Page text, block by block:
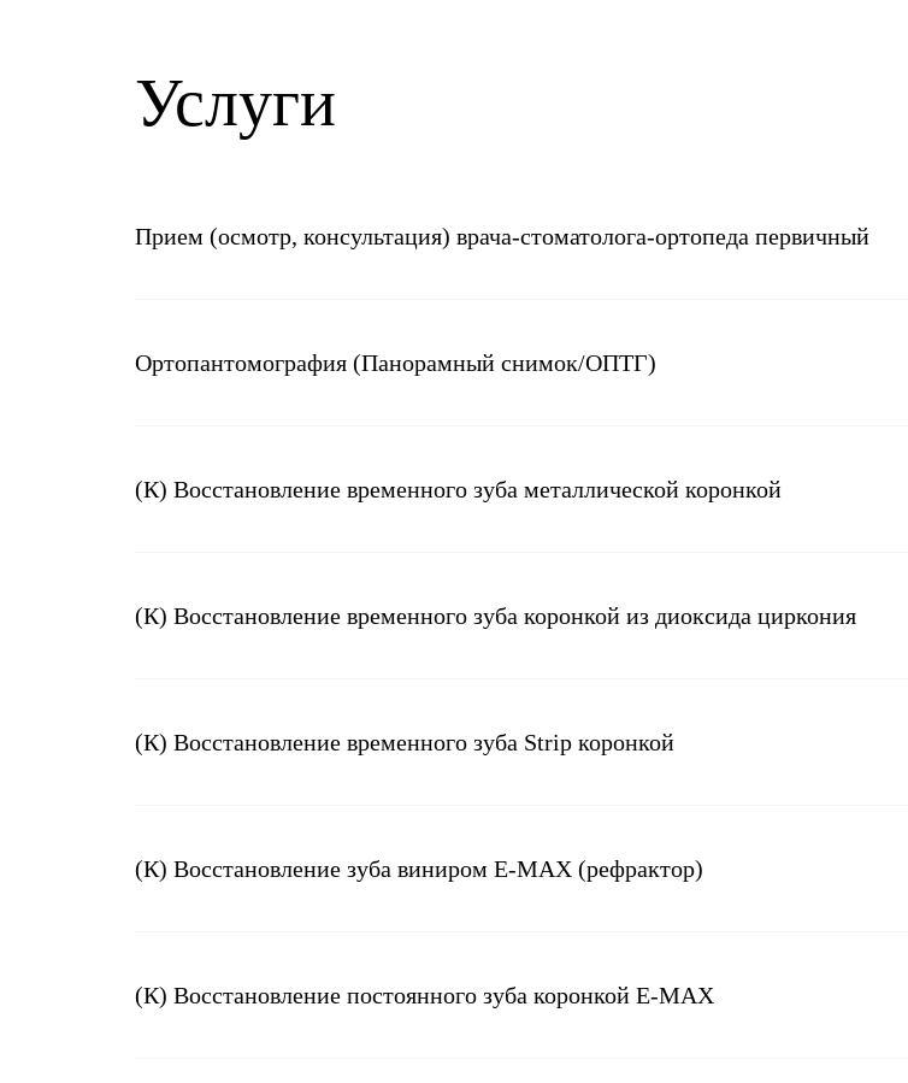
Услуги
Прием (осмотр, консультация) врача-стоматолога-ортопеда первичный
Ортопантомография (Панорамный снимок/ОПТГ)
(К) Восстановление временного зуба металлической коронкой
(К) Восстановление временного зуба коронкой из диоксида циркония
(К) Восстановление временного зуба Strip коронкой
(К) Восстановление зуба виниром E-MAX (рефрактор)
(К) Восстановление постоянного зуба коронкой E-MAX